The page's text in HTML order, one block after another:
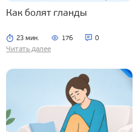
Как болят гланды
23 мин. 176 0
Читать далее